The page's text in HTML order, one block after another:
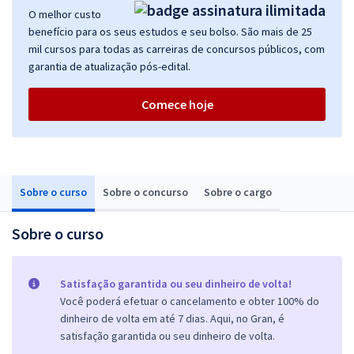
Sobre o curso Sobre o concurso Sobre o cargo
Sobre o curso
Satisfação garantida ou seu dinheiro de volta!
Você poderá efetuar o cancelamento e obter 100% do
dinheiro de volta em até 7 dias. Aqui, no Gran, é
satisfação garantida ou seu dinheiro de volta.
O melhor custo
benefício para os seus estudos e seu bolso. São mais de 25
mil cursos para todas as carreiras de concursos públicos, com
garantia de atualização pós-edital.
Comece hoje